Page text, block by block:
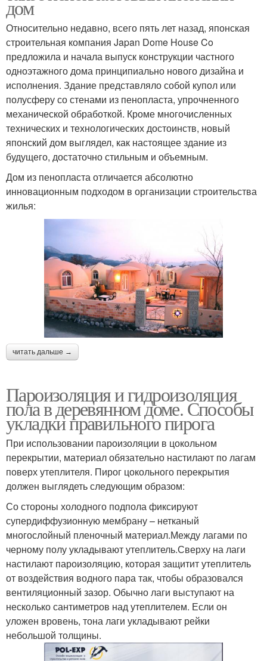
дом
Относительно недавно, всего пять лет назад, японская
строительная компания Japan Dome House Co
предложила и начала выпуск конструкции частного
одноэтажного дома принципиально нового дизайна и
исполнения. Здание представляло собой купол или
полусферу со стенами из пенопласта, упрочненного
механической обработкой. Кроме многочисленных
технических и технологических достоинств, новый
японский дом выглядел, как настоящее здание из
будущего, достаточно стильным и объемным.
Дом из пенопласта отличается абсолютно
инновационным подходом в организации строительства
жилья:
читать дальше →
Пароизоляция и гидроизоляция
пола в деревянном доме. Способы
укладки правильного пирога
При использовании пароизоляции в цокольном
перекрытии, материал обязательно настилают по лагам
поверх утеплителя. Пирог цокольного перекрытия
должен выглядеть следующим образом:
Со стороны холодного подпола фиксируют
супердиффузионную мембрану – нетканый
многослойный пленочный материал.Между лагами по
черному полу укладывают утеплитель.Сверху на лаги
настилают пароизоляцию, которая защитит утеплитель
от воздействия водного пара так, чтобы образовался
вентиляционный зазор. Обычно лаги выступают на
несколько сантиметров над утеплителем. Если он
уложен вровень, тона лаги укладывают рейки
небольшой толщины.